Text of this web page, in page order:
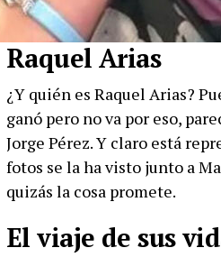
Raquel Arias
¿Y quién es Raquel Arias?
ganó pero no va por eso,
Jorge Pérez. Y claro está
fotos se la ha visto junto a
quizás la cosa promete.
El viaje de sus